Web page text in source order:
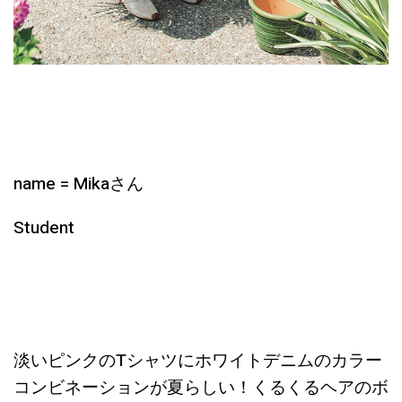
name = Mikaさん
Student
淡いピンクのTシャツにホワイトデニムのカラー
コンビネーションが夏らしい！くるくるヘアのボ